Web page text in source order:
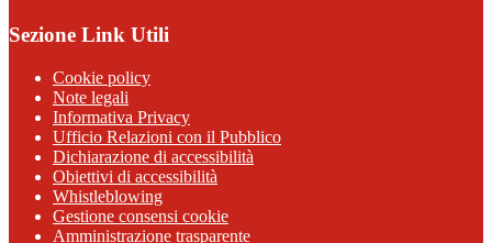
Sezione Link Utili
Cookie policy
Note legali
Informativa Privacy
Ufficio Relazioni con il Pubblico
Dichiarazione di accessibilità
Obiettivi di accessibilità
Whistleblowing
Gestione consensi cookie
Amministrazione trasparente